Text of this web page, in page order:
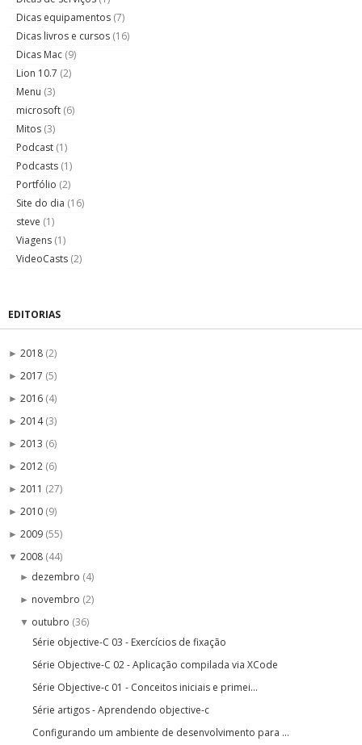
Dicas equipamentos (7)
Dicas livros e cursos (16)
Dicas Mac (9)
Lion 10.7 (2)
Menu (3)
microsoft (6)
Mitos (3)
Podcast (1)
Podcasts (1)
Portfólio (2)
Site do dia (16)
steve (1)
Viagens (1)
VideoCasts (2)
EDITORIAS
► 2018 (2)
► 2017 (5)
► 2016 (4)
► 2014(3)
► 2013 (6)
► 2012 (6)
► 2011 (27)
► 2010 (9)
► 2009 (55)
▼ 2008 (44)
► dezembro (4)
► novembro (2)
▼ outubro (36)
Série objective-C 03 - Exercícios de fixação
Série Objective-C 02 - Aplicação compilada via XCode
Série Objective-c 01 - Conceitos iniciais e primei...
Série artigos - Aprendendo objective-c
Configurando um ambiente de desenvolvimento para ...